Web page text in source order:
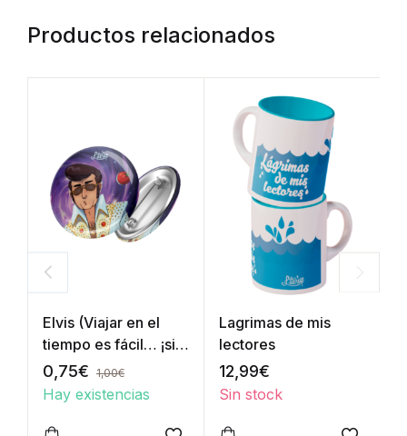
Productos relacionados
Elvis (Viajar en el
tiempo es fácil… ¡si
sabes cómo!)
0,75€ 1,00€
Hay existencias
Lagrimas de mis
lectores
12,99€
Sin stock